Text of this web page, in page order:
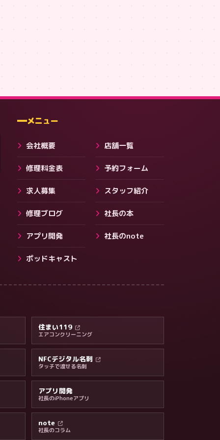
メニュー
会社概要 店舗一覧
修理料金表 予約フォーム
求人募集 スタッフ紹介
修理ブログ 社長の本
アプリ開発 社長のnote
ポッドキャスト
住まい119
エアコンクリーニング
NFCデジタル名刺
タッチで渡せる名刺
アプリ開発
社長のiPhoneアプリ
note
社長のコラム